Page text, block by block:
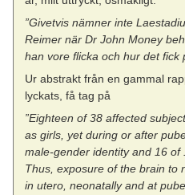
”Givetvis nämner inte
Reimer när Dr John Money
han vore flicka och hur det fick
Ur abstrakt från en gammal
lyckats, få tag på
”Eighteen of 38 affected
as girls, yet during or after
male-gender identity and 16 of
Thus, exposure of the brain to
in utero, neonatally and at